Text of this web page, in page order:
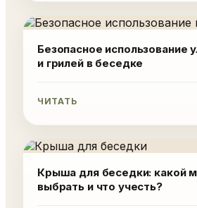
Безопасное использование
и грилей в беседке
ЧИТАТЬ
Крыша для беседки: какой
выбрать и что учесть?